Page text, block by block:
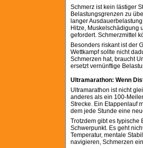
Schmerz ist kein lästiger
Belastungsgrenzen zu
langer
Hitze, Muskelschädigung
gefordert. Schmerzmittel
Besonders riskant ist der
Wettkampf sollte nicht
Schmerzen hat, braucht
ersetzt vernünftige
Ultramarathon: Wenn
Ultramarathon ist nicht
anderes als ein 100-
Strecke. Ein Etappenlauf
dem jede Stunde eine
Trotzdem gibt es typische
Schwerpunkt. Es geht
Temperatur, mentale
navigieren, Schmerzen